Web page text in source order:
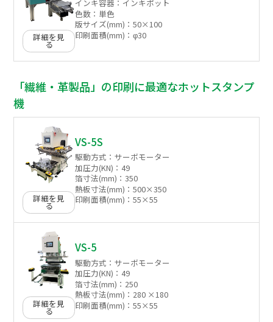
詳細を見
る
インキ容器： インキポット
色数： 単色
版サイズ(mm)：50×100
印刷面積(mm)：φ30
「繊維・革製品」の印刷に最適なホットスタンプ
機
詳細を見
る
VS-5S
駆動方式：サーボモーター
加圧力(KN)： 49
箔寸法(mm)：350
熱板寸法(mm)：500×350
印刷面積(mm)：55×55
詳細を見
る
VS-5
駆動方式：サーボモーター
加圧力(KN)： 49
箔寸法(mm)： 250
熱板寸法(mm)： 280 ×180
印刷面積(mm)：55×55